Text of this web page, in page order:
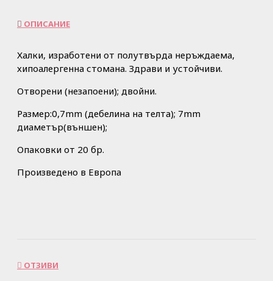
ОПИСАНИЕ
Халки, изработени от полутвърда неръждаема,
хипоалергенна стомана. Здрави и устойчиви.
Отворени (незапоени); двойни.
Размер:0,7mm (дебелина на телта); 7mm
диаметър(външен);
Опаковки от 20 бр.
Произведено в Европа
ОТЗИВИ